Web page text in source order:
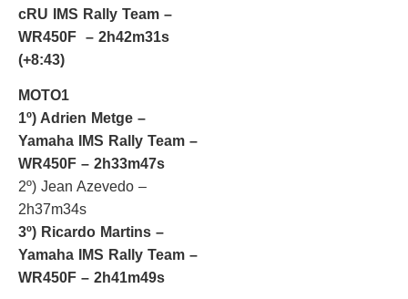
cRU IMS Rally Team –
WR450F – 2h42m31s
(+8:43)
MOTO1
1º) Adrien Metge –
Yamaha IMS Rally Team –
WR450F – 2h33m47s
2º) Jean Azevedo –
2h37m34s
3º) Ricardo Martins –
Yamaha IMS Rally Team –
WR450F – 2h41m49s